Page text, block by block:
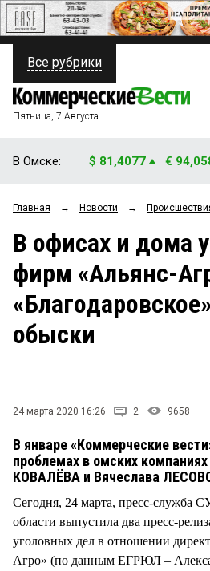
ПОЛИТИКА
ФИНАНСЫ
ОБЩЕСТВО
ЗАКОН
НОВОСТИ КОМПАНИЙ
ПРОИСШЕСТВИЯ
Все рубрики
Пятница, 7 Августа
В Омске: $ 81,4077 €
Главная → Новости →
В офисах и дома
фирм «Альянс-
обыски
24 марта 2020 16:26 2 9658
В январе «Коммерческие
проблемах в омских
КОВАЛЁВА и Вячеслава
Сегодня, 24 марта, пресс-служба
области выпустила два пресс-
уголовных дел в отношении
Агро» (по данным ЕГРЮЛ –